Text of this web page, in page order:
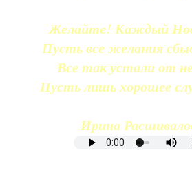
Желайте! Каждый
Пусть все желания
Все так устали от
Пусть лишь хорошее
Ирина